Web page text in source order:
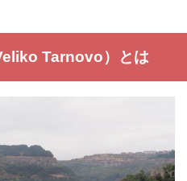
Tarnovo）とは